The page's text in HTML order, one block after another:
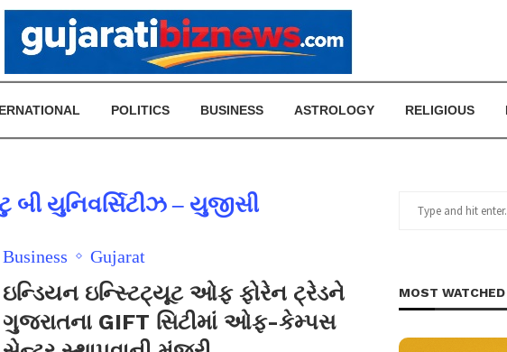
POLITICS BUSINESS ASTROLOGY RELIGIOUS
બી યુનિવર્સિટીઝ – યુજીસી
Business Gujarat
ઇન્ડિયન ઇન્સ્ટિટ્યૂટ ઓફ ફોરેન ટ્રેડને
ગુજરાતના GIFT સિટીમાં ઓફ-કેમ્પસ
MOST WATCHED